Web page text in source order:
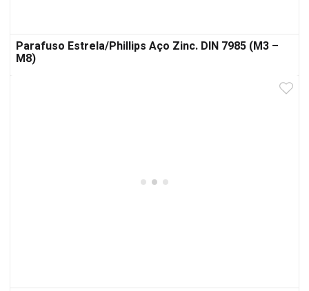
Parafuso Estrela/Phillips Aço Zinc. DIN 7985 (M3 –
M8)